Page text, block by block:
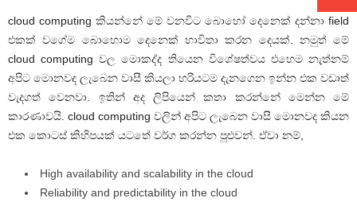
cloud computing කියන්නේ මේ වනවිට බොහෝ දෙනෙක් දන්නා field
එකක් වගේම බොහොම දෙනෙක් භාවිතා කරන දෙයක්. නමුත් මේ
cloud computing වල මොකද්ද තියෙන විශේෂත්වය එහෙම නැත්නම්
අපිට මොනවද ලැබෙන වාසී කියලා හරියටම දැනගෙන ඉන්න එක වඩාත්
වැදගත් වෙනවා. ඉතින් අද ලිපියෙන් කතා කරන්නේ මෙන්න මේ
කාරණාවයි. cloud computing වලින් අපිට ලැබෙන වාසී මොනවද කියන
එක කොටස් කිහිපයක් යටතේ වර්ග කරන්න පුළුවන්. ඒවා නම්,
High availability and scalability in the cloud
Reliability and predictability in the cloud